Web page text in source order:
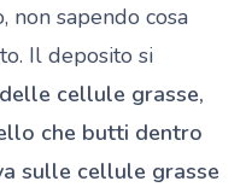
non sapendo cosa
Il deposito si
cellule grasse,
che butti dentro
sulle cellule grasse